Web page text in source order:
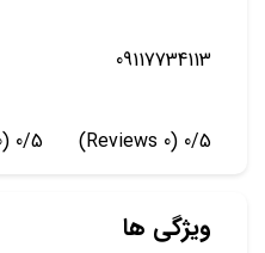
09117734113
0/5
(0 Reviews)
0/5
(0 Reviews)
ویژگی ها